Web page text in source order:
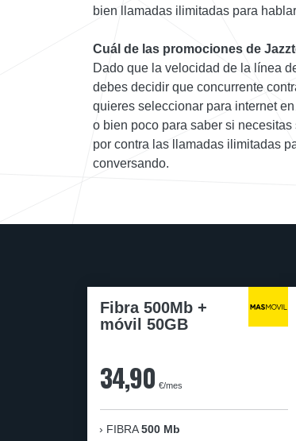
bien llamadas ilimitadas para
Cuál de las promociones de
Dado que la velocidad de la línea
debes decidir que concurrente
quieres seleccionar para internet
o bien poco para saber si
por contra las llamadas ilimitadas
conversando.
Fibra 500Mb +
móvil 50GB
34,90 €/mes
FIBRA 500 Mb